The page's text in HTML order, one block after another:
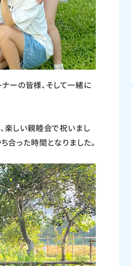
ーの皆様、そして一緒に
楽しい親睦会で祝いまし
合った時間となりました。